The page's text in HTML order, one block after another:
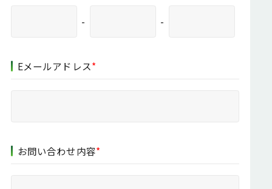
- -
Eメールアドレス*
お問い合わせ内容*